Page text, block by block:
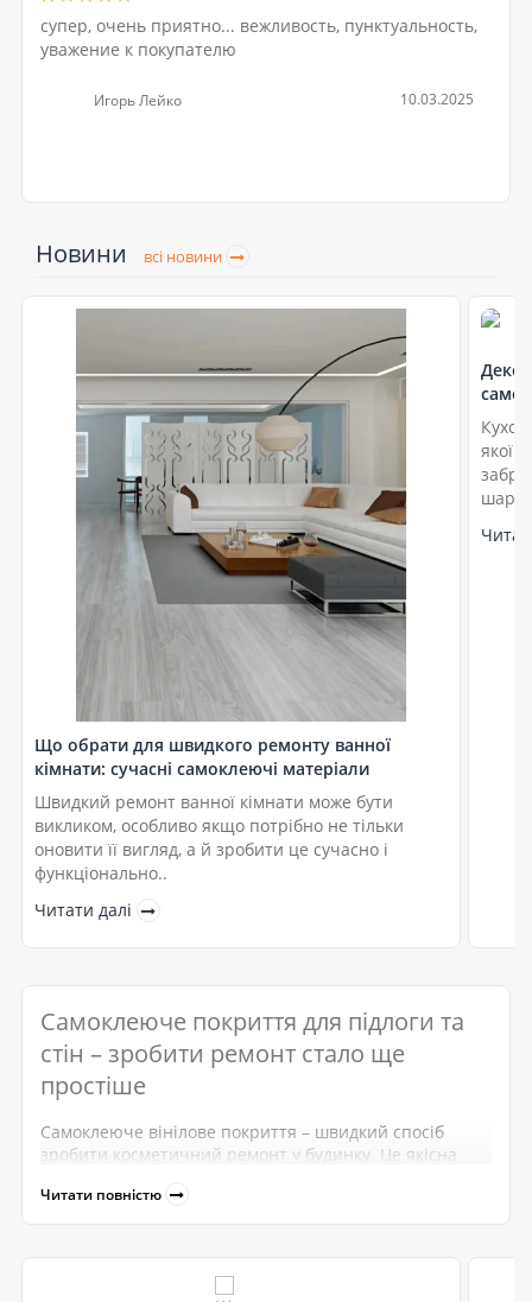
супер, очень приятно... вежливость, пунктуальность,
уважение к покупателю
Игорь Лейко 10.03.2025
Новини всі новини
Що обрати для швидкого ремонту ванної
кімнати: сучасні самоклеючі матеріали
Швидкий ремонт ванної кімнати може бути
викликом, особливо якщо потрібно не тільки
оновити її вигляд, а й зробити це сучасно і
функціонально..
Читати далі
якої
Самоклеюче покриття для підлоги та
стін – зробити ремонт стало ще
простіше
Самоклеюче вінілове покриття – швидкий спосіб
зробити косметичний ремонт у будинку. Це якісна
тривалим процесом монтажу. Асортимент матеріалів
дуже різноманітний, тож завжди можна підібрати
високі, тож інтер’єри квартир чи будинків нічим не
Читати повністю